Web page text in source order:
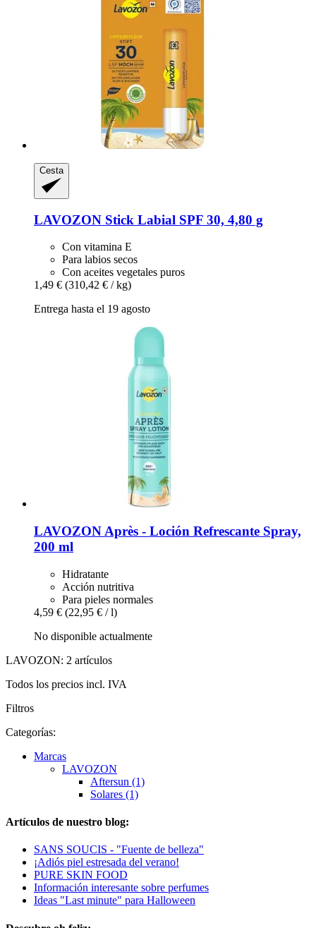
Cesta
LAVOZON Stick Labial SPF 30, 4,80 g
Con vitamina E
Para labios secos
Con aceites vegetales puros
1,49 € (310,42 € / kg)
Entrega hasta el 19 agosto
LAVOZON Après -​ Loción Refrescante Spray,
200 ml
Hidratante
Acción nutritiva
Para pieles normales
4,59 € (22,95 € / l)
No disponible actualmente
LAVOZON: 2 artículos
Todos los precios incl. IVA
Filtros
Categorías:
Marcas
LAVOZON
Aftersun (1)
Solares (1)
Artículos de nuestro blog:
SANS SOUCIS - "Fuente de belleza"
¡Adiós piel estresada del verano!
PURE SKIN FOOD
Información interesante sobre perfumes
Ideas "Last minute" para Halloween